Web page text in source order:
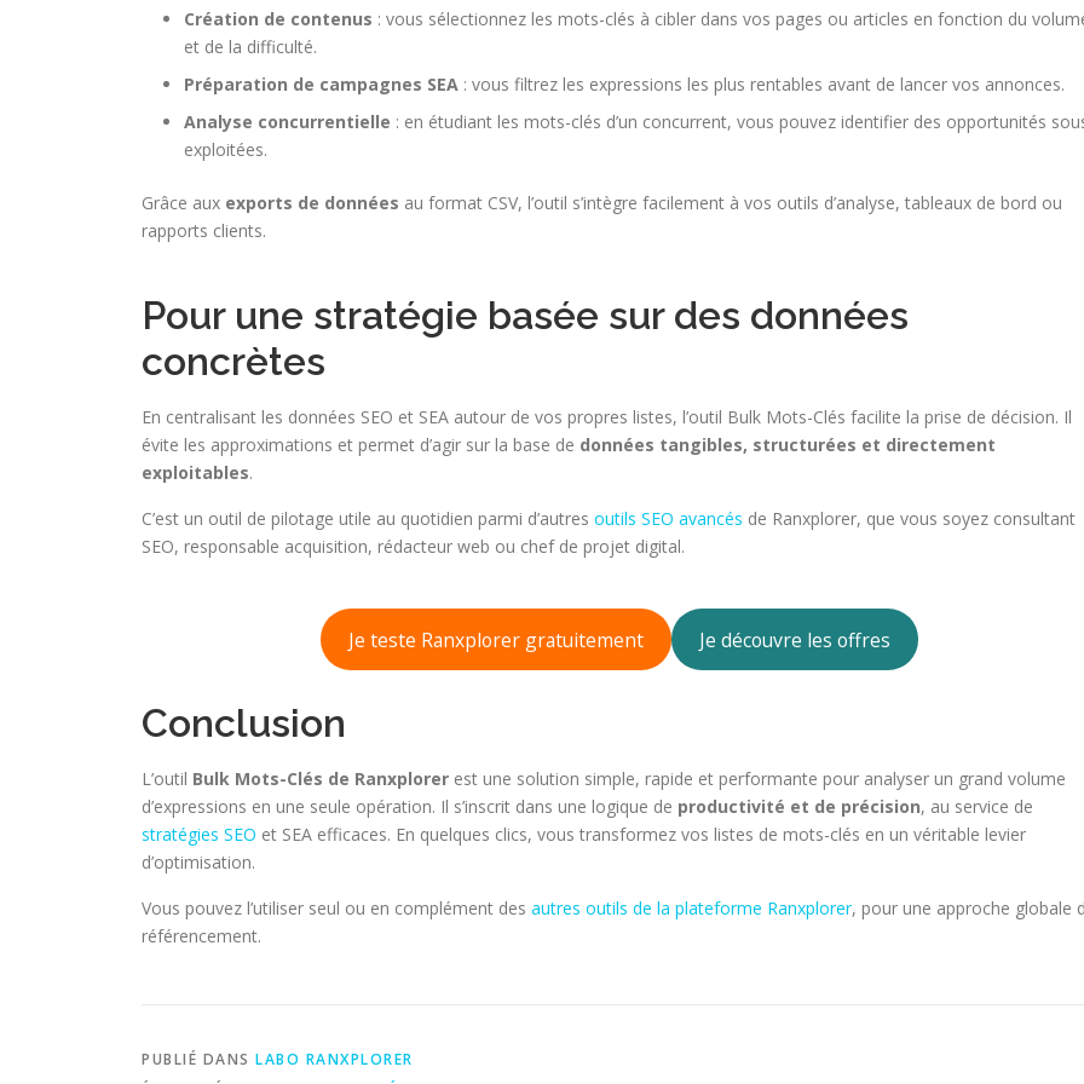
Création de contenus : vous sélectionnez les mots-clés à cibler dans vos pages ou articles en fonction du
et de la difficulté.
Préparation de campagnes SEA : vous filtrez les expressions les plus rentables avant de lancer vos annonces.
Analyse concurrentielle : en étudiant les mots-clés d’un concurrent, vous pouvez identifier des opportunités
exploitées.
Grâce aux exports de données au format CSV, l’outil s’intègre facilement à vos outils d’analyse, tableaux de bord ou
rapports clients.
Pour une stratégie basée sur des données
concrètes
En centralisant les données SEO et SEA autour de vos propres listes, l’outil Bulk Mots-Clés facilite la prise de décision. Il
évite les approximations et permet d’agir sur la base de données tangibles, structurées et directement
exploitables.
C’est un outil de pilotage utile au quotidien parmi d’autres outils SEO avancés de Ranxplorer, que vous soyez consultant
SEO, responsable acquisition, rédacteur web ou chef de projet digital.
Je teste Ranxplorer gratuitement Je découvre les offres
Conclusion
L’outil Bulk Mots-Clés de Ranxplorer est une solution simple, rapide et performante pour analyser un grand volume
d’expressions en une seule opération. Il s’inscrit dans une logique de productivité et de précision, au service de
stratégies SEO et SEA efficaces. En quelques clics, vous transformez vos listes de mots-clés en un véritable levier
d’optimisation.
Vous pouvez l’utiliser seul ou en complément des autres outils de la plateforme Ranxplorer, pour une approche globale
référencement.
PUBLIÉ DANS LABO RANXPLORER